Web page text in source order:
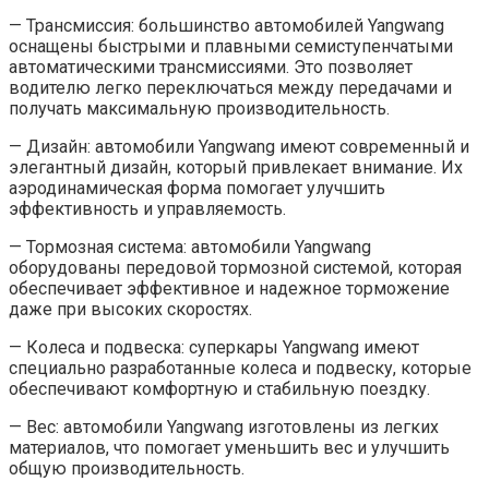
— Трансмиссия: большинство автомобилей Yangwang
оснащены быстрыми и плавными семиступенчатыми
автоматическими трансмиссиями. Это позволяет
водителю легко переключаться между передачами и
получать максимальную производительность.
— Дизайн: автомобили Yangwang имеют современный и
элегантный дизайн, который привлекает внимание. Их
аэродинамическая форма помогает улучшить
эффективность и управляемость.
— Тормозная система: автомобили Yangwang
оборудованы передовой тормозной системой, которая
обеспечивает эффективное и надежное торможение
даже при высоких скоростях.
— Колеса и подвеска: суперкары Yangwang имеют
специально разработанные колеса и подвеску, которые
обеспечивают комфортную и стабильную поездку.
— Вес: автомобили Yangwang изготовлены из легких
материалов, что помогает уменьшить вес и улучшить
общую производительность.